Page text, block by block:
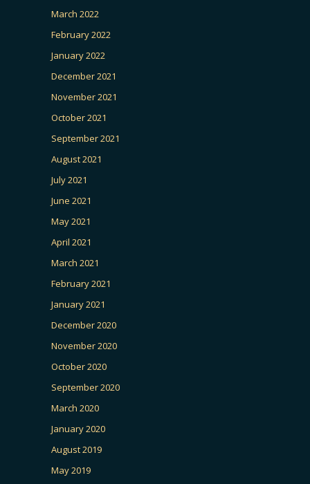
March 2022
February 2022
January 2022
December 2021
November 2021
October 2021
September 2021
August 2021
July 2021
June 2021
May 2021
April 2021
March 2021
February 2021
January 2021
December 2020
November 2020
October 2020
September 2020
March 2020
January 2020
August 2019
May 2019